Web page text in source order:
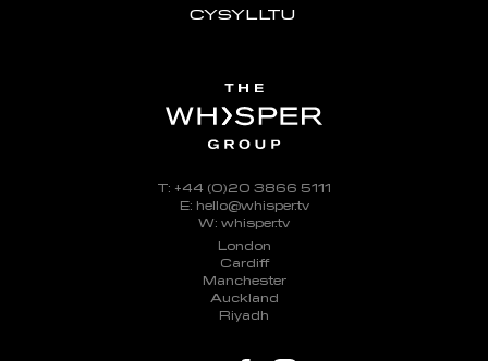
CYSYLLTU
T: +44 (0)20 3866 5111
E: hello@whisper.tv
W: whisper.tv
London
Cardiff
Manchester
Auckland
Riyadh